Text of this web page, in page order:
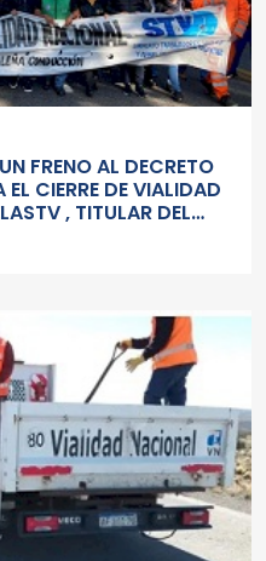
FRENO AL DECRETO
CIERRE DE VIALIDAD